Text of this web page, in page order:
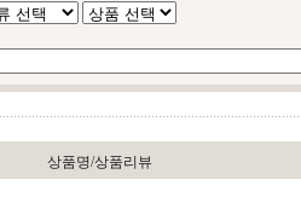
상품명/상품리뷰